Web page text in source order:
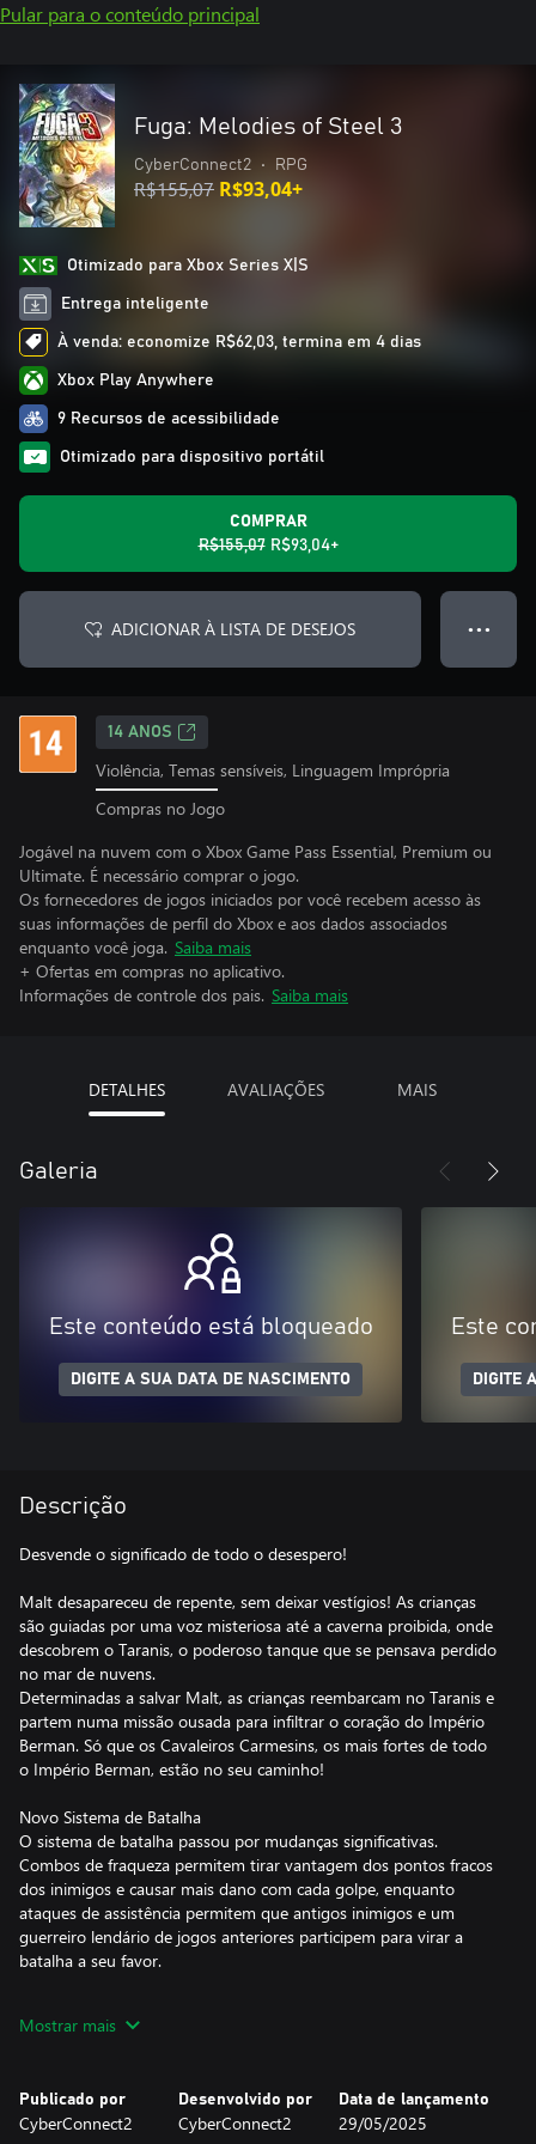
Pular para o conteúdo principal
Fuga: Melodies of Steel 3
CyberConnect2 • RPG
R$155,07 R$93,04+
Otimizado para Xbox Series X|S
Entrega inteligente
À venda: economize R$62,03, termina em 4 dias
Xbox Play Anywhere
9 Recursos de acessibilidade
Otimizado para dispositivo portátil
COMPRAR
R$155,07 R$93,04+
ADICIONAR À LISTA DE DESEJOS ● ● ●
14 ANOS
Violência, Temas sensíveis, Linguagem Imprópria
Compras no Jogo
Jogável na nuvem com o Xbox Game Pass Essential, Premium ou
Ultimate. É necessário comprar o jogo.
Os fornecedores de jogos iniciados por você recebem acesso às
suas informações de perfil do Xbox e aos dados associados
enquanto você joga. Saiba mais
+ Ofertas em compras no aplicativo.
Informações de controle dos pais. Saiba mais
DETALHES AVALIAÇÕES MAIS
Galeria
Este conteúdo está bloqueado
DIGITE A SUA DATA DE NASCIMENTO
Este
DIGITE
Descrição
Desvende o significado de todo o desespero!
Malt desapareceu de repente, sem deixar vestígios! As crianças
são guiadas por uma voz misteriosa até a caverna proibida, onde
descobrem o Taranis, o poderoso tanque que se pensava perdido
no mar de nuvens.
Determinadas a salvar Malt, as crianças reembarcam no Taranis e
partem numa missão ousada para infiltrar o coração do Império
Berman. Só que os Cavaleiros Carmesins, os mais fortes de todo
o Império Berman, estão no seu caminho!
Novo Sistema de Batalha
O sistema de batalha passou por mudanças significativas.
Combos de fraqueza permitem tirar vantagem dos pontos fracos
dos inimigos e causar mais dano com cada golpe, enquanto
ataques de assistência permitem que antigos inimigos e um
guerreiro lendário de jogos anteriores participem para virar a
batalha a seu favor.
O intervalo também tem novidades: agora, você pode evoluir o
Habilidades do Taranis para ajudar na jornada!
Mostrar mais
Publicado por
CyberConnect2
Desenvolvido por
CyberConnect2
Data de lançamento
29/05/2025